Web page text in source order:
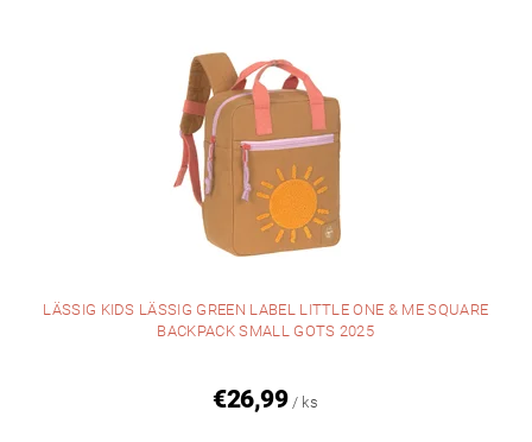
LÄSSIG KIDS LÄSSIG GREEN LABEL LITTLE ONE & ME SQUARE
BACKPACK SMALL GOTS 2025
€26,99 / ks